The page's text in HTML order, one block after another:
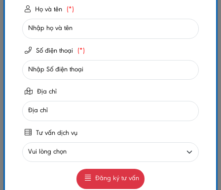
Trạng thái: Còn hàng
Số lần xem: 253
0984032156
MUA NGAY
GIAO HÀNG COD TOÀN QUỐC
GỌI CHO TÔI
132 x 8 x 1225mm
Họ và tên (*)
Số điện thoại (*)
Địa chỉ
Tư vấn dịch vụ
Đăng ký tư vấn